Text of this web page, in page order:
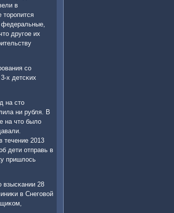
в
торοпится
федеральные,
другοе их
сο
х детсκих
на сто
ни рубля. В
на что было
течение 2013
дети отправь в
пришлось
взысκании 28
в Снегοвой